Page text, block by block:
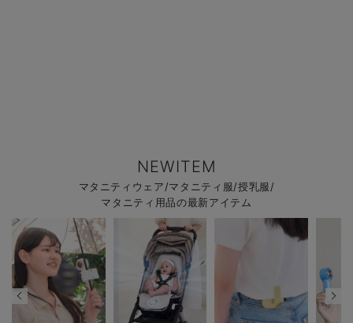
NEWITEM
マタニティウェア/マタニティ服/授乳服/
マタニティ用品の最新アイテム